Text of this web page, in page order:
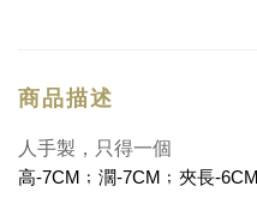
商品描述
人手製，只得一個
高-7CM ﹔濶-7CM ﹔夾長-6CM